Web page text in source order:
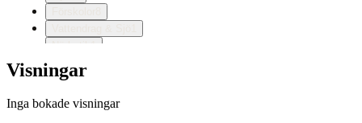
Visningar
Inga bokade visningar